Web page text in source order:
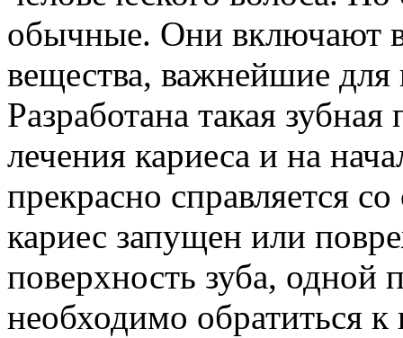
обычные. Они включают
вещества, важнейшие для
Разработана такая
лечения кариеса и на
прекрасно справляется
кариес запущен или
поверхность зуба, одной
необходимо обратиться к